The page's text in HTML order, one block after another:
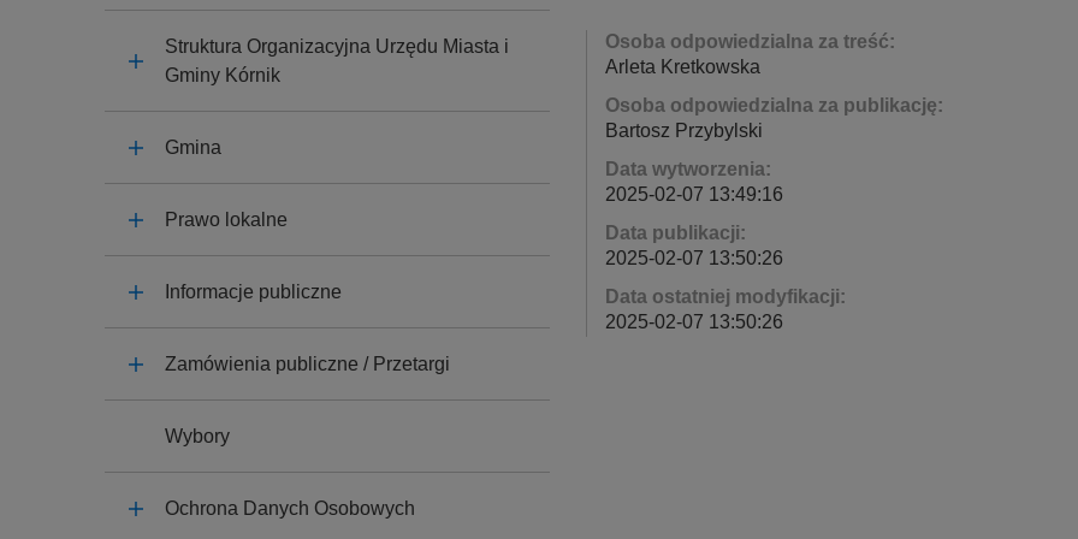
y
Struktura Organizacyjna Urzędu Miasta i
Gminy Kórnik
Gmina
Prawo lokalne
Informacje publiczne
Zamówienia publiczne / Przetargi
Wybory
Ochrona Danych Osobowych
Osoba odpowiedzialna za treść:
Arleta Kretkowska
Osoba odpowiedzialna za publikację:
Bartosz Przybylski
Data wytworzenia:
2025-02-07 13:49:16
Data publikacji:
2025-02-07 13:50:26
Data ostatniej modyfikacji:
2025-02-07 13:50:26